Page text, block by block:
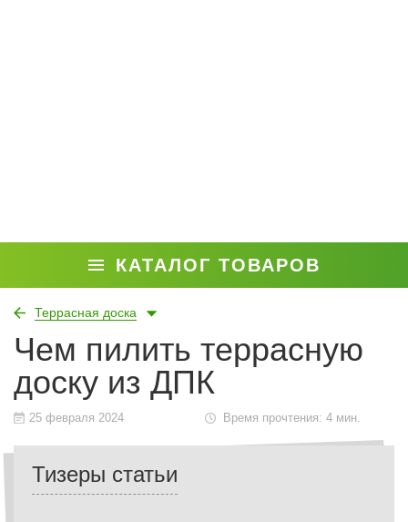
КАТАЛОГ ТОВАРОВ
Террасная доска
Чем пилить террасную
доску из ДПК
25 февраля 2024 Время прочтения: 4 мин.
Тизеры статьи